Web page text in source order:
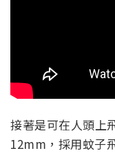
接著是可在人頭上
12mm，採用蚊子